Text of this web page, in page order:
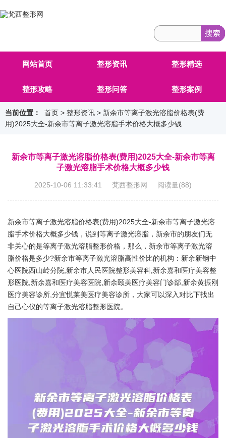
网站首页 整形资讯 整形精选
整形攻略 整形问答 整形案例
当前位置： 首页 > 整形资讯 > 新余市等离子激光溶脂价格表(费
用)2025大全-新余市等离子激光溶脂手术价格大概多少钱
新余市等离子激光溶脂价格表(费用)2025大全-新余市等离
子激光溶脂手术价格大概多少钱
2025-10-06 11:33:41 梵西整形网 阅读量(88)
新余市等离子激光溶脂价格表(费用)2025大全-新余市等离子激光溶
脂手术价格大概多少钱，说到等离子激光溶脂，新余市的朋友们无
非关心的是等离子激光溶脂整形价格，那么，新余市等离子激光溶
脂价格是多少?新余市等离子激光溶脂高性价比的机构：新余新钢中
心医院西山岭分院,新余市人民医院整形美容科,新余嘉和医疗美容整
形医院,新余嘉和医疗美容医院,新余颐美医疗美容门诊部,新余黄振刚
医疗美容诊所,分宜悦莱美医疗美容诊所，大家可以深入对比下找出
自己心仪的等离子激光溶脂整形医院。